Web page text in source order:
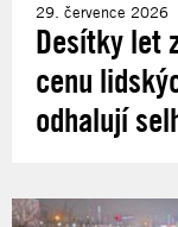
29. července 2026
Desítky let
cenu
odhalují